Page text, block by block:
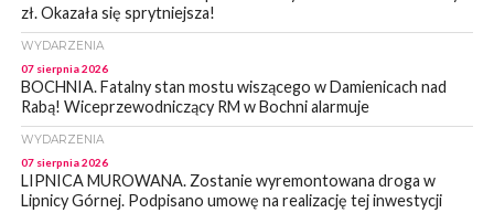
zł. Okazała się sprytniejsza!
WYDARZENIA
07 sierpnia 2026
BOCHNIA. Fatalny stan mostu wiszącego w Damienicach nad
Rabą! Wiceprzewodniczący RM w Bochni alarmuje
WYDARZENIA
07 sierpnia 2026
LIPNICA MUROWANA. Zostanie wyremontowana droga w
Lipnicy Górnej. Podpisano umowę na realizację tej inwestycji